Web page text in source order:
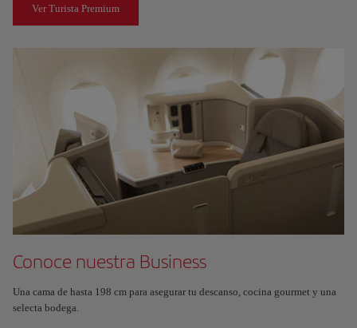
Ver Turista Premium
Conoce nuestra Business
Una cama de hasta 198 cm para asegurar tu descanso, cocina gourmet y una
selecta bodega.